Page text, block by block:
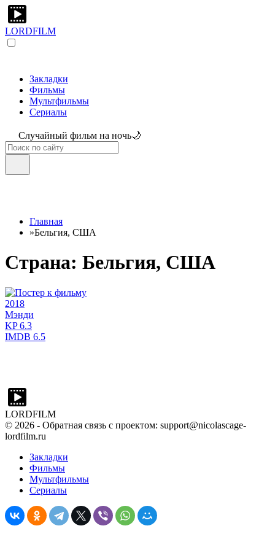
LORDFILM
Закладки
Фильмы
Мультфильмы
Сериалы
Случайный фильм на ночь🌙
Главная
»Бельгия, США
Страна: Бельгия, США
2018
Мэнди
KP6.3
IMDB 6.5
LORDFILM
© 2026 - Обратная связь с проектом: support@nicolascage-
lordfilm.ru
Закладки
Фильмы
Мультфильмы
Сериалы